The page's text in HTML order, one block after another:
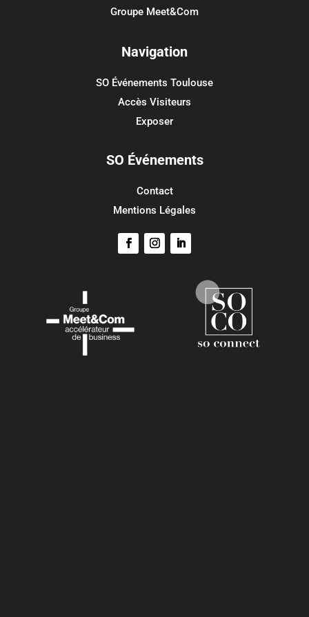
Flux des commentaires
Site de WordPress-FR
Groupe Meet&Com
Navigation
SO Événements Toulouse
Accès Visiteurs
Exposer
SO Événements
Contact
Mentions Légales